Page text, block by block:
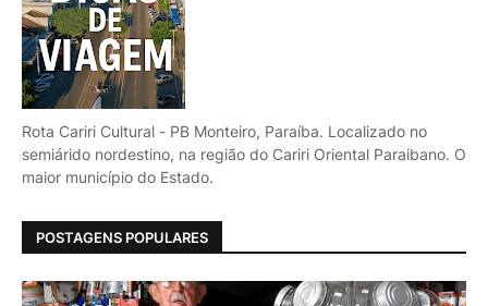
Rota Cariri Cultural - PB Monteiro, Paraíba. Localizado no
semiárido nordestino, na região do Cariri Oriental Paraibano. O
maior município do Estado.
POSTAGENS POPULARES